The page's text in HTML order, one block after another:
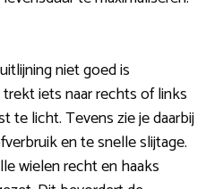
niet goed is
iets naar rechts of links
te licht. Tevens zie je daarbij
en te snelle slijtage.
wielen recht en haaks